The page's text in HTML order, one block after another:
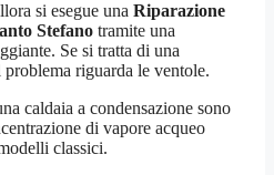
si esegue una Riparazione
Stefano tramite una
Se si tratta di una
riguarda le ventole.
caldaia a condensazione sono
di vapore acqueo
classici.